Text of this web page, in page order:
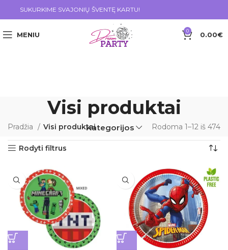
SUKURKIME SVAJONIŲ ŠVENTĘ KARTU!
MENIU 0 0.00€
Visi produktai
Kategorijos
Pradžia Visi produktai Rodoma 1–12 iš 474
Rodyti filtrus